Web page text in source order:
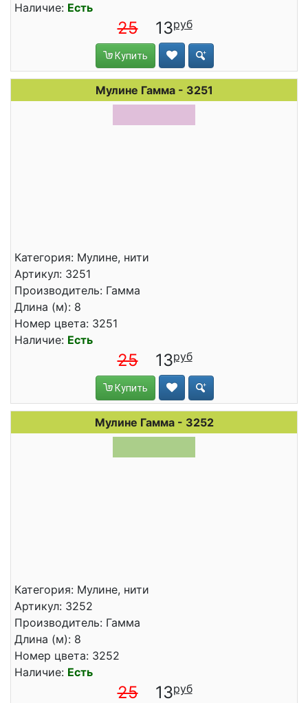
Наличие: Есть
25 13
Купить
Мулине Гамма - 3251
Категория: Мулине, нити
Артикул: 3251
Производитель: Гамма
Длина (м): 8
Номер цвета: 3251
Наличие: Есть
25 13
Купить
Мулине Гамма - 3252
Категория: Мулине, нити
Артикул: 3252
Производитель: Гамма
Длина (м): 8
Номер цвета: 3252
Наличие: Есть
25 13